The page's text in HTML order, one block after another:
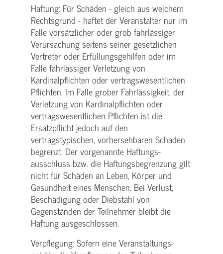
Haftung: Für Schäden - gleich aus welchem
Rechtsgrund - haftet der Veranstalter nur im
Falle vorsätzlicher oder grob fahrlässiger
Verursachung seitens seiner gesetzlichen
Vertreter oder Erfüllungsgehilfen oder im
Falle fahrlässiger Verletzung von
Kardinalpflichten oder vertrags­wesentlichen
Pflichten. Im Falle grober Fahrlässigkeit, der
Verletzung von Kardinalpflichten oder
vertrags­wesentlichen Pflichten ist die
Ersatzpflicht jedoch auf den
vertragstypischen, vorhersehbaren Schaden
begrenzt. Der vorgenannte Haftungs­
ausschluss bzw. die Haftungs­begrenzung gilt
nicht für Schäden an Leben, Körper und
Gesundheit eines Menschen. Bei Verlust,
Beschädigung oder Diebstahl von
Gegenständen der Teilnehmer bleibt die
Haftung ausgeschlossen.
Verpflegung: Sofern eine Veranstaltungs­